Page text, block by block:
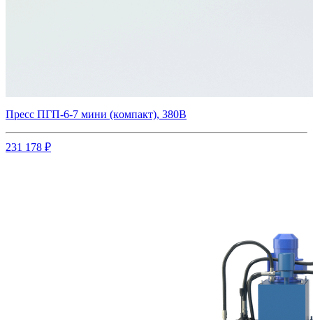
Пpecc ПГП-6-7 мини (кoмпакт), 380В
231 178 ₽